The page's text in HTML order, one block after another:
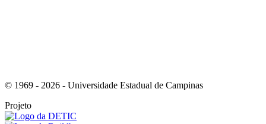
© 1969 - 2026 - Universidade Estadual de Campinas
Projeto